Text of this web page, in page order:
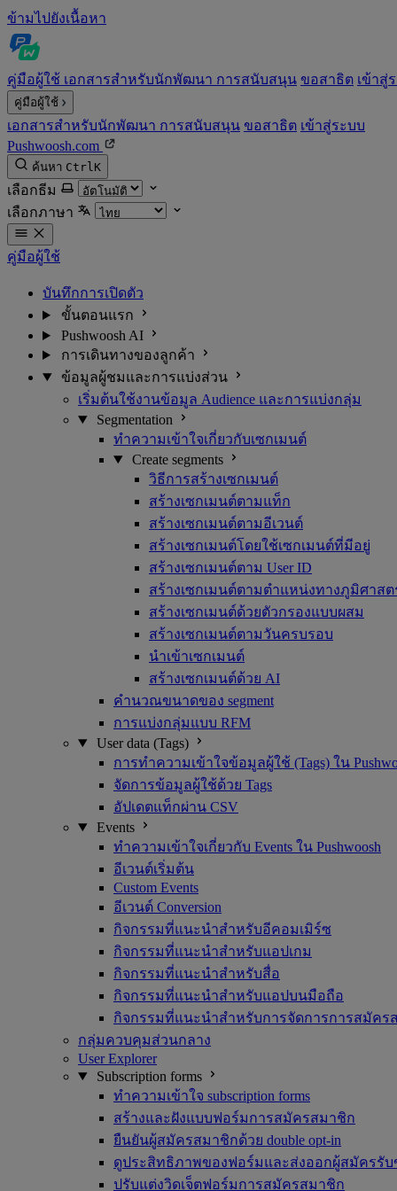
ข้ามไปยังเนื้อหา
คู่มือผู้ใช้ เอกสารสำหรับนักพัฒนา การสนับสนุน ขอสาธิต เข้าสู่
คู่มือผู้ใช้
เอกสารสำหรับนักพัฒนา การสนับสนุน ขอสาธิต เข้าสู่ระบบ
Pushwoosh.com
ค้นหา CtrlK
เลือกธีม
เลือกภาษา
คู่มือผู้ใช้
บันทึกการเปิดตัว
ขั้นตอนแรก
Pushwoosh AI
การเดินทางของลูกค้า
ข้อมูลผู้ชมและการแบ่งส่วน
เริ่มต้นใช้งานข้อมูล Audience และการแบ่งกลุ่ม
Segmentation
ทำความเข้าใจเกี่ยวกับเซกเมนต์
Create segments
วิธีการสร้างเซกเมนต์
สร้างเซกเมนต์ตามแท็ก
สร้างเซกเมนต์ตามอีเวนต์
สร้างเซกเมนต์โดยใช้เซกเมนต์ที่มีอยู่
สร้างเซกเมนต์ตาม User ID
สร้างเซกเมนต์ตามตำแหน่งทางภูมิศาสต
สร้างเซกเมนต์ด้วยตัวกรองแบบผสม
สร้างเซกเมนต์ตามวันครบรอบ
นำเข้าเซกเมนต์
สร้างเซกเมนต์ด้วย AI
คำนวณขนาดของ segment
การแบ่งกลุ่มแบบ RFM
User data (Tags)
การทำความเข้าใจข้อมูลผู้ใช้ (Tags) ใน
จัดการข้อมูลผู้ใช้ด้วย Tags
อัปเดตแท็กผ่าน CSV
Events
ทำความเข้าใจเกี่ยวกับ Events ใน Pushwoosh
อีเวนต์เริ่มต้น
Custom Events
อีเวนต์ Conversion
กิจกรรมที่แนะนำสำหรับอีคอมเมิร์ซ
กิจกรรมที่แนะนำสำหรับแอปเกม
กิจกรรมที่แนะนำสำหรับสื่อ
กิจกรรมที่แนะนำสำหรับแอปบนมือถือ
กิจกรรมที่แนะนำสำหรับการจัดการการสมัคร
กลุ่มควบคุมส่วนกลาง
User Explorer
Subscription forms
ทำความเข้าใจ subscription forms
สร้างและฝังแบบฟอร์มการสมัครสมาชิก
ยืนยันผู้สมัครสมาชิกด้วย double opt-in
ดูประสิทธิภาพของฟอร์มและส่งออกผู้สมัครรั
ปรับแต่งวิดเจ็ตฟอร์มการสมัครสมาชิก